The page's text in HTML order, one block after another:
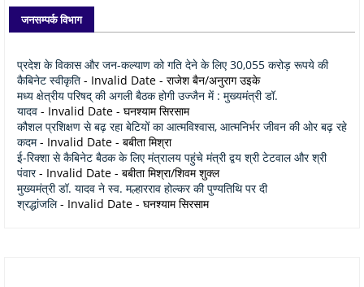
जनसम्पर्क विभाग
प्रदेश के विकास और जन-कल्याण को गति देने के लिए 30,055 करोड़ रूपये की
कैबिनेट स्वीकृति - Invalid Date - राजेश बैन/अनुराग उइके
मध्य क्षेत्रीय परिषद् की अगली बैठक होगी उज्जैन में : मुख्यमंत्री डॉ.
यादव - Invalid Date - घनश्याम सिरसाम
कौशल प्रशिक्षण से बढ़ रहा बेटियों का आत्मविश्वास, आत्मनिर्भर जीवन की ओर बढ़ रहे
कदम- Invalid Date - बबीता मिश्रा
ई-रिक्शा से कैबिनेट बैठक के लिए मंत्रालय पहुंचे मंत्री द्वय श्री टेटवाल और श्री
पंवार- Invalid Date - बबीता मिश्रा/शिवम शुक्ल
मुख्यमंत्री डॉ. यादव ने स्व. मल्हारराव होल्कर की पुण्यतिथि पर दी
श्रद्धांजलि- Invalid Date - घनश्याम सिरसाम